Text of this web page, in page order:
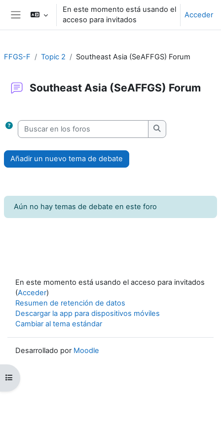
Salta al contenido principal
Panel lateral
En este momento está usando el
acceso para invitados
Acceder
Abrir índice del curso
FFGS-F Topic 2 Southeast Asia (SeAFFGS) Forum
Southeast Asia (SeAFFGS) Forum
Buscar en los foros
Buscar en los
Añadir un nuevo tema de debate
Aún no hay temas de debate en este foro
En este momento está usando el acceso para invitados
(Acceder)
Resumen de retención de datos
Descargar la app para dispositivos móviles
Cambiar al tema estándar
Desarrollado por Moodle